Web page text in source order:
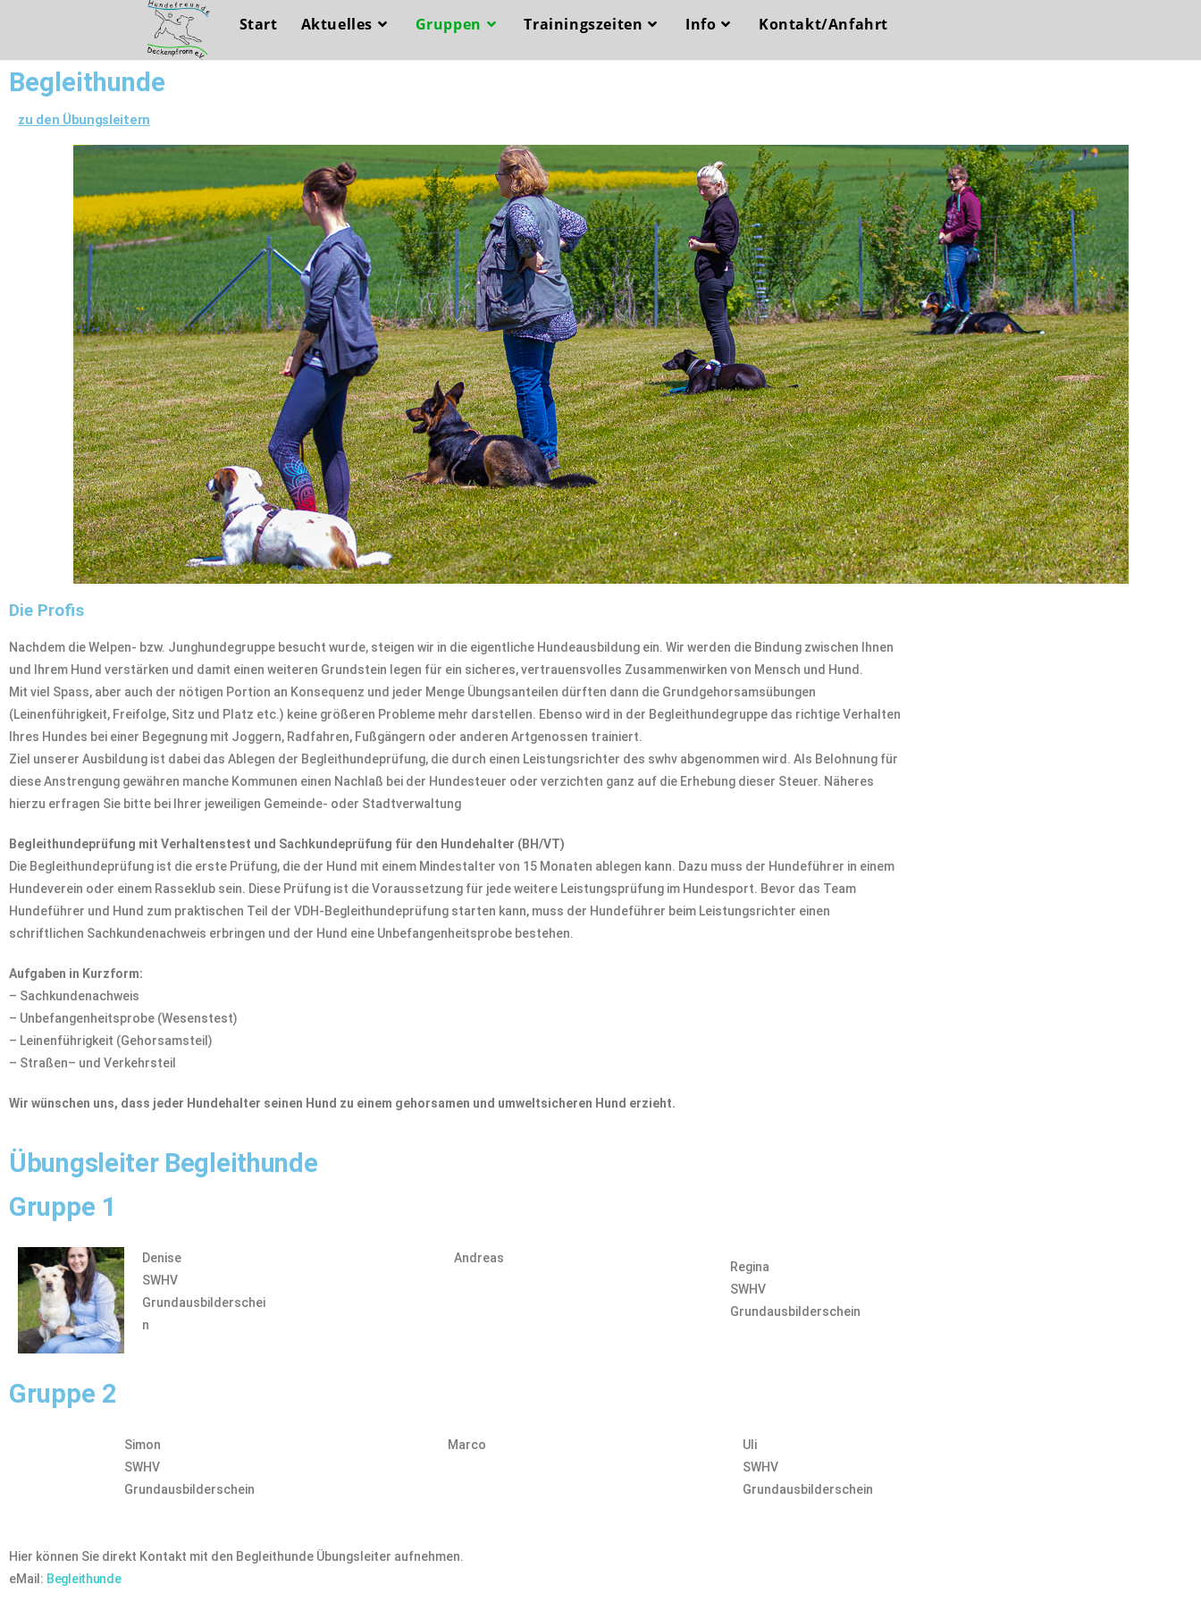
Start Aktuelles Gruppen Trainingszeiten Info Kontakt/Anfahrt
Begleithunde
zu den Übungsleitern
Die Profis
Nachdem die Welpen- bzw. Junghundegruppe besucht wurde, steigen wir in die eigentliche Hundeausbildung ein. Wir werden die Bindung zwischen Ihnen
und Ihrem Hund verstärken und damit einen weiteren Grundstein legen für ein sicheres, vertrauensvolles Zusammenwirken von Mensch und Hund.
Mit viel Spass, aber auch der nötigen Portion an Konsequenz und jeder Menge Übungsanteilen dürften dann die Grundgehorsamsübungen
(Leinenführigkeit, Freifolge, Sitz und Platz etc.) keine größeren Probleme mehr darstellen. Ebenso wird in der Begleithundegruppe das richtige Verhalten
Ihres Hundes bei einer Begegnung mit Joggern, Radfahren, Fußgängern oder anderen Artgenossen trainiert.
Ziel unserer Ausbildung ist dabei das Ablegen der Begleithundeprüfung, die durch einen Leistungsrichter des swhv abgenommen wird. Als Belohnung für
diese Anstrengung gewähren manche Kommunen einen Nachlaß bei der Hundesteuer oder verzichten ganz auf die Erhebung dieser Steuer. Näheres
hierzu erfragen Sie bitte bei Ihrer jeweiligen Gemeinde- oder Stadtverwaltung
Begleithundeprüfung mit Verhaltenstest und Sachkundeprüfung für den Hundehalter (BH/VT)
Die Begleithundeprüfung ist die erste Prüfung, die der Hund mit einem Mindestalter von 15 Monaten ablegen kann. Dazu muss der Hundeführer in einem
Hundeverein oder einem Rasseklub sein. Diese Prüfung ist die Voraussetzung für jede weitere Leistungsprüfung im Hundesport. Bevor das Team
Hundeführer und Hund zum praktischen Teil der VDH-Begleithundeprüfung starten kann, muss der Hundeführer beim Leistungsrichter einen
schriftlichen Sachkundenachweis erbringen und der Hund eine Unbefangenheitsprobe bestehen.
Aufgaben in Kurzform:
– Sachkundenachweis
– Unbefangenheitsprobe (Wesenstest)
– Leinenführigkeit (Gehorsamsteil)
– Straßen– und Verkehrsteil
Wir wünschen uns, dass jeder Hundehalter seinen Hund zu einem gehorsamen und umweltsicheren Hund erzieht.
Übungsleiter Begleithunde
Gruppe 1
Denise
SWHV
Grundausbilderschei
n
Andreas
Regina
SWHV
Grundausbilderschein
Gruppe 2
Simon
SWHV
Grundausbilderschein
Marco
Uli
SWHV
Grundausbilderschein
Hier können Sie direkt Kontakt mit den Begleithunde Übungsleiter aufnehmen.
eMail: Begleithunde